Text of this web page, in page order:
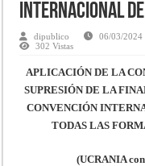
Internacional
dipublico 06/03/2024
302 Vistas
APLICACIÓN DE LA
SUPRESIÓN DE LA
CONVENCIÓN
TODAS LAS
(UCRANIA